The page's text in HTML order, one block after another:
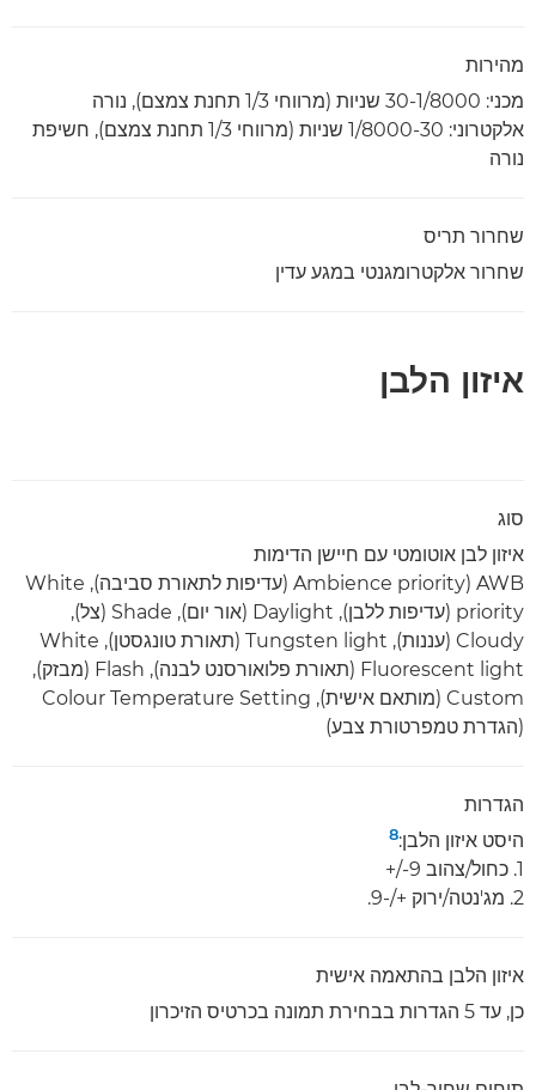
מהירות
מכני: 30-1/8000 שניות (מרווחי 1/3 תחנת צמצם), נורה
אלקטרוני: 30‏-1/8000 שניות (מרווחי 1/3 תחנת צמצם), חשיפת
נורה
שחרור תריס
שחרור אלקטרומגנטי במגע עדין
איזון הלבן
סוג
איזון לבן אוטומטי עם חיישן הדימות
AWB ‏(Ambience priority (עדיפות לתאורת סביבה), White
priority (עדיפות ללבן), Daylight (אור יום), Shade (צל),
Cloudy (עננות), Tungsten light (תאורת טונגסטן), White
Fluorescent light (תאורת פלואורסנט לבנה), Flash (מבזק),
Custom (מותאם אישית), Colour Temperature Setting
(הגדרת טמפרטורת צבע)
הגדרות
היסט איזון הלבן:8
1. כחול/צהוב ‎+/-9
2. מג'נטה/ירוק +/-9.
איזון הלבן בהתאמה אישית
כן, עד 5 הגדרות בבחירת תמונה בכרטיס הזיכרון